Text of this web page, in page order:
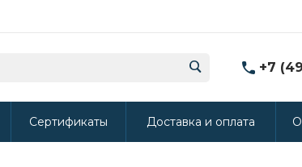
+7
8
Сертификаты Доставка и оплата